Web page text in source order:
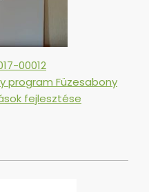
00012
program Füzesabony
fejlesztése